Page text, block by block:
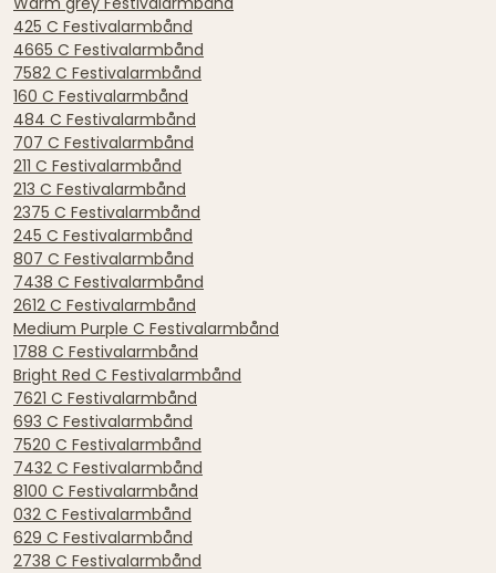
425 C Festivalarmbånd
4665 C Festivalarmbånd
7582 C Festivalarmbånd
160 C Festivalarmbånd
484 C Festivalarmbånd
707 C Festivalarmbånd
211 C Festivalarmbånd
213 C Festivalarmbånd
2375 C Festivalarmbånd
245 C Festivalarmbånd
807 C Festivalarmbånd
7438 C Festivalarmbånd
2612 C Festivalarmbånd
Medium Purple C Festivalarmbånd
1788 C Festivalarmbånd
Bright Red C Festivalarmbånd
7621 C Festivalarmbånd
693 C Festivalarmbånd
7520 C Festivalarmbånd
7432 C Festivalarmbånd
8100 C Festivalarmbånd
032 C Festivalarmbånd
629 C Festivalarmbånd
2738 C Festivalarmbånd